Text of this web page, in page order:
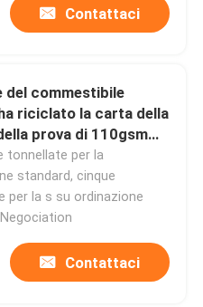
Contattaci
del commestibile
riciclato la carta della
prova di 110gsm
tonnellate per la
standard, cinque
per la s su ordinazione
Contattaci